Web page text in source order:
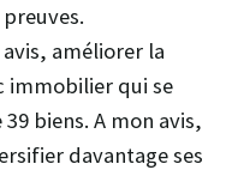
améliorer la
immobilier qui se
biens. A mon avis,
davantage ses